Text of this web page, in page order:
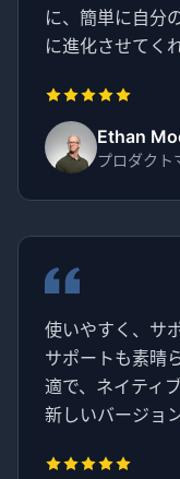
に、簡単に自分
に進化させてく
Ethan
プロダクト
使いやすく、サ
サポートも素晴
適で、ネイティ
新しいバージョ